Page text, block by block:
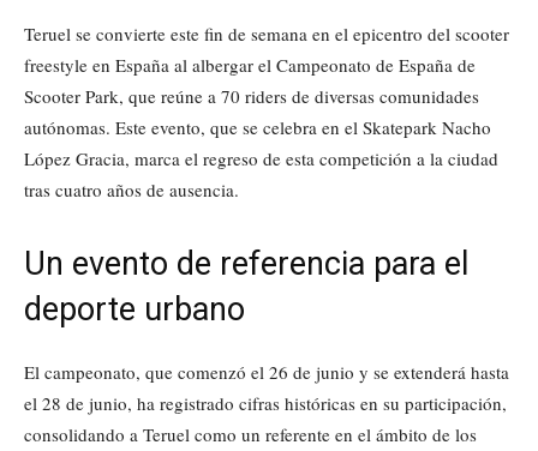
Teruel se convierte este fin de semana en el epicentro del scooter
freestyle en España al albergar el Campeonato de España de
Scooter Park, que reúne a 70 riders de diversas comunidades
autónomas. Este evento, que se celebra en el Skatepark Nacho
López Gracia, marca el regreso de esta competición a la ciudad
tras cuatro años de ausencia.
Un evento de referencia para el
deporte urbano
El campeonato, que comenzó el 26 de junio y se extenderá hasta
el 28 de junio, ha registrado cifras históricas en su participación,
consolidando a Teruel como un referente en el ámbito de los